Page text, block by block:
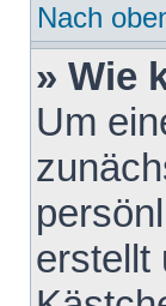
Nach
» Wie
Um
erstellt